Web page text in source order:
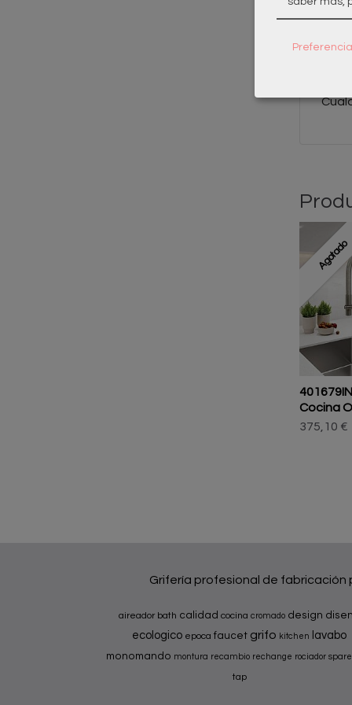
Agotado
Cocina
375,10 €
Grifería profesional de fabricación
aireador bath calidad cocina cromado design
ecologico epoca faucet grifo kitchen lavabo
monomando montura recambio rechange rociador
tap